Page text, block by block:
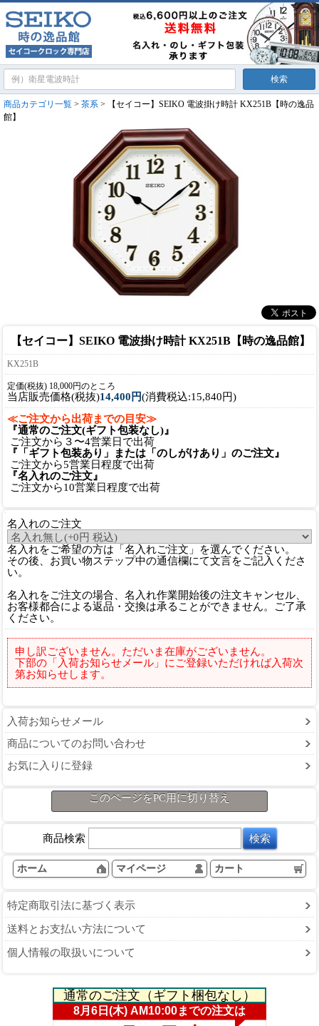
商品カテゴリ一覧 > 茶系 > 【セイコー】SEIKO 電波掛け時計 KX251B【時の逸品
館】
【セイコー】SEIKO 電波掛け時計 KX251B【時の逸品館】
KX251B
定価(税抜) 18,000円のところ
当店販売価格(税抜)14,400円(消費税込:15,840円)
≪ご注文から出荷までの目安≫
『通常のご注文(ギフト包装なし)』
ご注文から３〜4営業日で出荷
『「ギフト包装あり」または「のしがけあり」のご注文』
ご注文から5営業日程度で出荷
『名入れのご注文』
ご注文から10営業日程度で出荷
名入れのご注文
名入れをご希望の方は「名入れご注文」を選んでください。
その後、お買い物ステップ中の通信欄にて文言をご記入くださ
い。
名入れをご注文の場合、名入れ作業開始後の注文キャンセル、
お客様都合による返品・交換は承ることができません。ご了承
ください。
申し訳ございません。ただいま在庫がございません。
下部の「入荷お知らせメール」にご登録いただければ入荷次
第お知らせします。
入荷お知らせメール
商品についてのお問い合わせ
お気に入りに登録
このページをPC用に切り替え
商品検索
ホーム マイページ カート
特定商取引法に基づく表示
送料とお支払い方法について
個人情報の取扱いについて
通常のご注文（ギフト梱包なし）